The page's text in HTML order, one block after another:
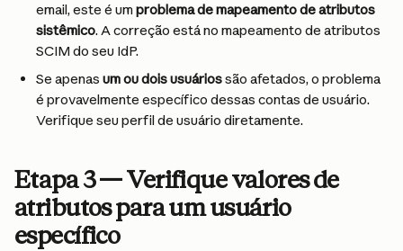
email, este é um problema de mapeamento de atributos
sistêmico. A correção está no mapeamento de atributos
SCIM do seu IdP.
Se apenas um ou dois usuários são afetados, o problema
é provavelmente específico dessas contas de usuário.
Verifique seu perfil de usuário diretamente.
Etapa 3 — Verifique valores de
atributos para um usuário
específico